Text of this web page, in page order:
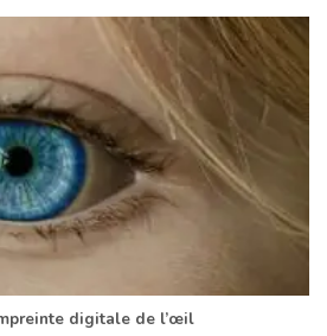
digitale de l’œil